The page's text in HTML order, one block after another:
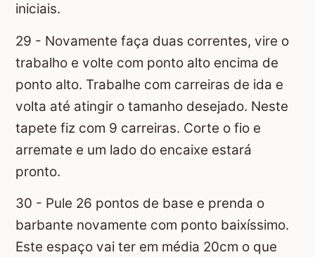
iniciais.
29 - Novamente faça duas correntes, vire o
trabalho e volte com ponto alto encima de
ponto alto. Trabalhe com carreiras de ida e
volta até atingir o tamanho desejado. Neste
tapete fiz com 9 carreiras. Corte o fio e
arremate e um lado do encaixe estará
pronto.
30 - Pule 26 pontos de base e prenda o
barbante novamente com ponto baixíssimo.
Este espaço vai ter em média 20cm o que